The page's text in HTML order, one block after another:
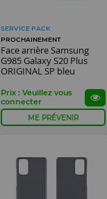
SERVICE PACK
PROCHAINEMENT
Face arrière Samsung
G985 Galaxy S20 Plus
ORIGINAL SP bleu
Prix : Veuillez vous
connecter
ME PRÉVENIR